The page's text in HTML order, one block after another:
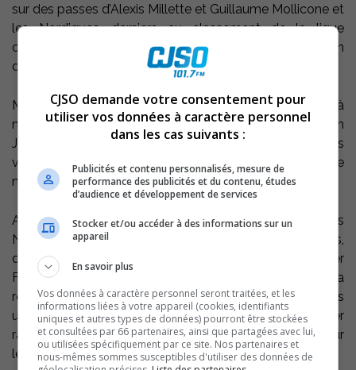
sur des passes d’Alexis Millette et Guillaume Mollicone et
les Nordiques, derniers au classement de la ligue
collégiale du Québec ont égalisé une première fois en fin
de première.
Marc-André L’Héreault est le deuxième Rebelle à
marquer, sur des passes de Kevin Bergeron et Martin
Joyal. Ce sera le dernier but des locaux, qui verront les
visiteurs égaliser une deuxième fois, en désavantage
numérique.
André-Phillipe Langis, première étoile du match pour les
Nordiques, a marqué les deux buts suivants des siens,
dont un en désavantage numérique et son coéquipier
Francis Courtemanche a marqué le dernier but de la
rencontre en avantage numérique, le 3ième sur 5 des
unités spéciales des Nordiques, qui ont quitté le dernier
rang au classement, avec de 2 à 5 matchs en main sur
les autres équipe de la ligue.
CJSO demande votre consentement pour
utiliser vos données à caractère personnel
dans les cas suivants :
Publicités et contenu personnalisés, mesure de
performance des publicités et du contenu, études
d’audience et développement de services
Stocker et/ou accéder à des informations sur un
appareil
En savoir plus
Vos données à caractère personnel seront traitées, et les
informations liées à votre appareil (cookies, identifiants
uniques et autres types de données) pourront être stockées
et consultées par 66 partenaires, ainsi que partagées avec lui,
ou utilisées spécifiquement par ce site. Nos partenaires et
nous-mêmes sommes susceptibles d'utiliser des données de